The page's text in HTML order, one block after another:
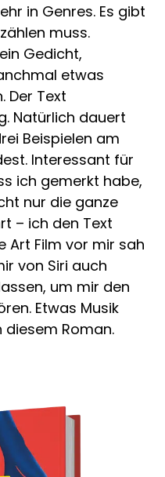
in Genres. Es gibt
muss.
Gedicht,
etwas
Der Text
Natürlich dauert
Beispielen am
Interessant für
ich gemerkt habe,
nur die ganze
– ich den Text
Art Film vor mir sah
von Siri auch
um mir den
Etwas Musik
Roman.